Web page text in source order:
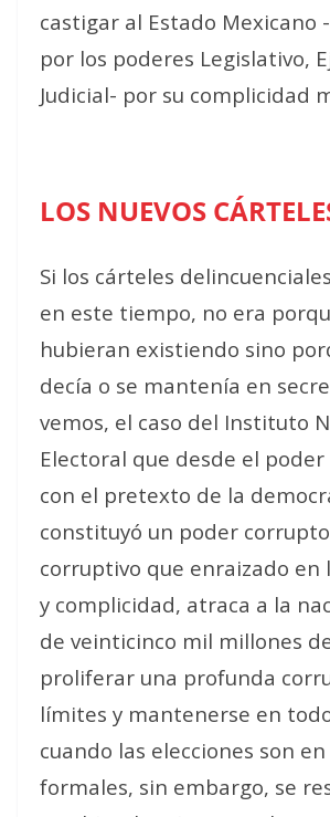
castigar al Estado Mexicano
por los poderes Legislativo,
Judicial- por su complicidad
LOS NUEVOS
Si los cárteles
en este tiempo, no era
hubieran existiendo sino
decía o se mantenía en
vemos, el caso del Instituto
Electoral que desde el
con el pretexto de la
constituyó un poder
corruptivo que enraizado en
y complicidad, atraca a la
de veinticinco mil millones
proliferar una profunda
límites y mantenerse en
cuando las elecciones son
formales, sin embargo, se